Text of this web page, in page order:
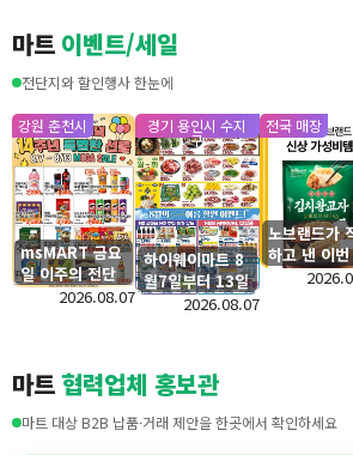
마트 이벤트/세일
전단지와 할인행사 한눈에
msMART 금요
일 이주의 전단
강원 춘천시
2026.08.07
하이웨이마트 8
월7일부터 13일
간의 전단세일
경기 용인시 수지
구
2026.08.07
노브랜드가
하고 낸 이
갓성비 신상
전국 매장
마트협력업체 홍보관
마트 대상 B2B 납품·거래 제안을 한곳에서 확인하세요